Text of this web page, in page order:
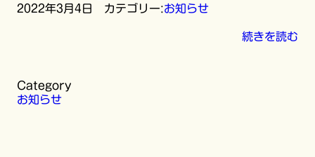
2022年3月4日 カテゴリー:お知らせ
続きを読む
Category
お知らせ